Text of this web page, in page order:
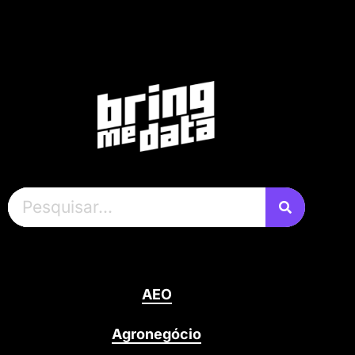
AEO
Agronegócio